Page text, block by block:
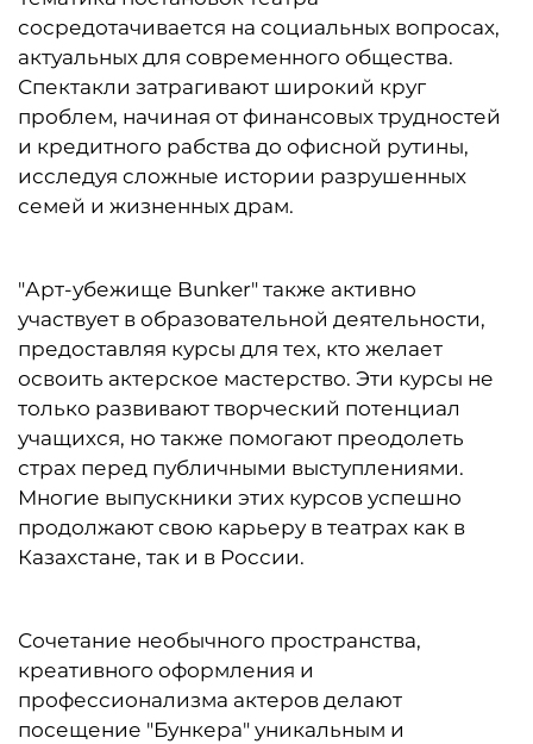
сосредотачивается на социальных вопросах,
актуальных для современного общества.
Спектакли затрагивают широкий круг
проблем, начиная от финансовых трудностей
и кредитного рабства до офисной рутины,
исследуя сложные истории разрушенных
семей и жизненных драм.
"Арт-убежище Bunker" также активно
участвует в образовательной деятельности,
предоставляя курсы для тех, кто желает
освоить актерское мастерство. Эти курсы не
только развивают творческий потенциал
учащихся, но также помогают преодолеть
страх перед публичными выступлениями.
Многие выпускники этих курсов успешно
продолжают свою карьеру в театрах как в
Казахстане, так и в России.
Сочетание необычного пространства,
креативного оформления и
профессионализма актеров делают
посещение "Бункера" уникальным и